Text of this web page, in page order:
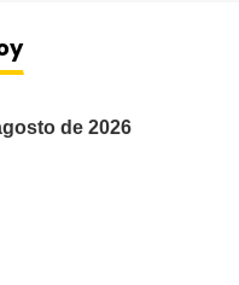
de 2026